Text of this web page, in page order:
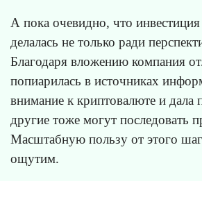
А пока очевидно, что
делалась не только ради
Благодаря вложению компания
попиарилась в источниках
внимание к криптовалюте и дала
другие тоже могут последовать
Масштабную пользу от этого
ощутим.